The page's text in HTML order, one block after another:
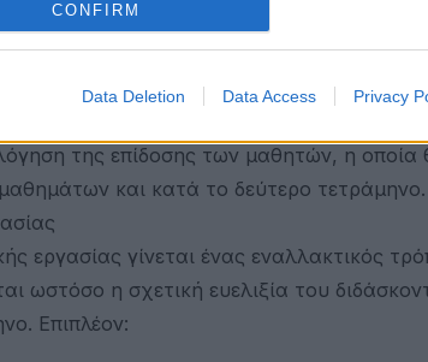
CONFIRM
Data Deletion Data Access Privacy
σε κάθε μαθητή η εκπόνηση
και
της Φυσικής Αγωγής, στα οποία δεν
μαθημάτων σε Ομάδες κατά τα ανωτέρω,
της επίδοσης των μαθητών, η οποία
και κατά το δεύτερο τετράμηνο.
εργασίας γίνεται ένας εναλλακτικός
ωστόσο η σχετική ευελιξία του
Επιπλέον: